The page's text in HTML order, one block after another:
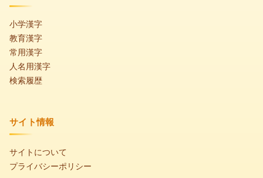
小学漢字
教育漢字
常用漢字
人名用漢字
検索履歴
サイト情報
サイトについて
プライバシーポリシー